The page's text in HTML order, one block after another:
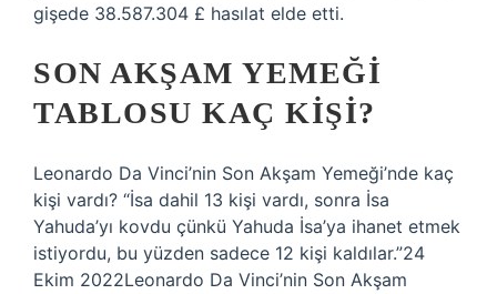
gişede 38.587.304 £ hasılat elde etti.
SON AKŞAM YEMEĞI
TABLOSU KAÇ KIŞI?
Leonardo Da Vinci’nin Son Akşam Yemeği’nde kaç
kişi vardı? “İsa dahil 13 kişi vardı, sonra İsa
Yahuda’yı kovdu çünkü Yahuda İsa’ya ihanet etmek
istiyordu, bu yüzden sadece 12 kişi kaldılar.”24
Ekim 2022Leonardo Da Vinci’nin Son Akşam